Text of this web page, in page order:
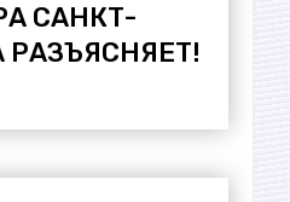
САНКТ-
РАЗЪЯСНЯЕТ!